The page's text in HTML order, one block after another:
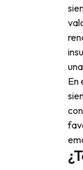
En